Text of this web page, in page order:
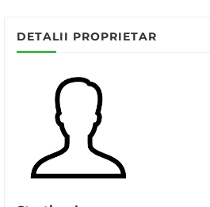
DETALII PROPRIETAR